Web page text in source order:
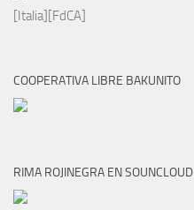
[Italia][FdCA]
COOPERATIVA LIBRE BAKUNITO
RIMA ROJINEGRA EN SOUNCLOUD